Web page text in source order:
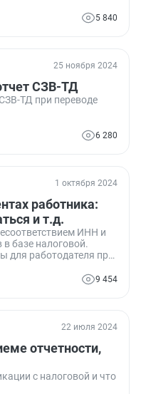
5 840
25 ноября 2024
СЗВ-ТД
ТД при переводе
6 280
1 октября 2024
работника:
и т.д.
ИНН и
базе налоговой.
для работодателя при
9 454
22 июля 2024
отчетности,
с налоговой и что